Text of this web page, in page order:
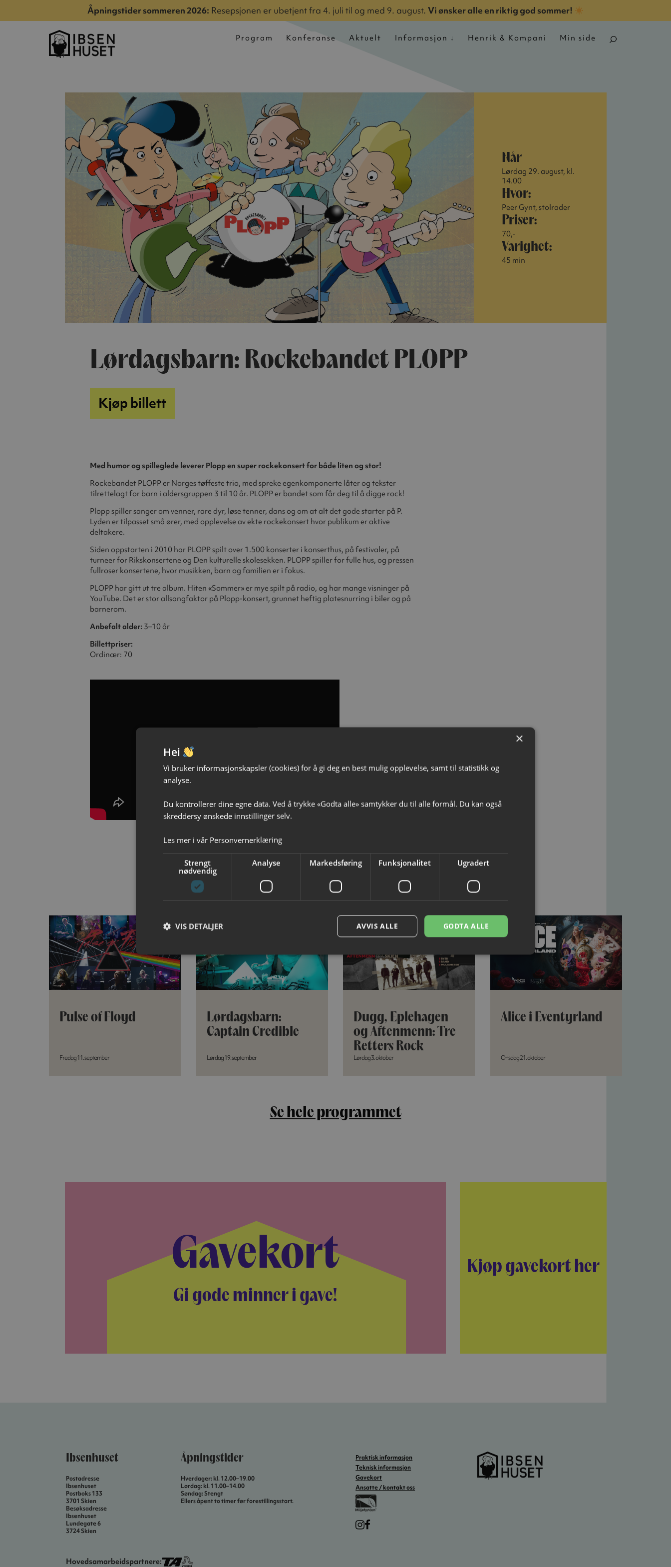
Åpningstider sommeren 2026: Resepsjonen er ubetjent fra 4. juli til og med 9. august.Vi ønsker alle en riktig god sommer!
Program Konferanse Aktuelt Informasjon Henrik & Kompani Min side
Når
Lørdag 29. august, kl.
14.00
Hvor:
Peer Gynt, stolrader
Priser:
70,-
Varighet:
45 min
Lørdagsbarn: Rockebandet PLOPP
Kjøp billett
Med humor og spilleglede leverer Plopp en super rockekonsert for både liten og stor!
Rockebandet PLOPP er Norges tøffeste trio, med spreke egenkomponerte låter og tekster
tilrettelagt for barn i aldersgruppen 3 til 10 år. PLOPP er bandet som får deg til å digge rock!
Plopp spiller sanger om venner, rare dyr, løse tenner, dans og om at alt det gode starter på P.
Lyden er tilpasset små ører, med opplevelse av ekte rockekonsert hvor publikum er aktive
deltakere.
Siden oppstarten i 2010 har PLOPP spilt over 1.500 konserter i konserthus, på festivaler, på
turneer for Rikskonsertene og Den kulturelle skolesekken. PLOPP spiller for fulle hus, og pressen
fullroser konsertene, hvor musikken, barn og familien er i fokus.
PLOPP har gitt ut tre album. Hiten «Sommer» er mye spilt på radio, og har mange visninger på
YouTube. Det er stor allsangfaktor på Plopp-konsert, grunnet heftig platesnurring i biler og på
barnerom.
Anbefalt alder: 3–10 år
Billettpriser:
Ordinær: 70
Lignende arrangementer:
Pulse of Floyd
Fredag 11. september
Lørdagsbarn:
Captain Credible
Lørdag 19. september
Dugg, Eplehagen
og Aftenmenn: Tre
Retters Rock
Lørdag 3. oktober
Alice i Eventyrland
Onsdag 21. oktober
Se hele programmet
Gavekort
Gi gode minner i gave!
Kjøp gavekort her
Ibsenhuset
Postadresse
Ibsenhuset
Postboks 133
3701 Skien
Besøksadresse
Ibsenhuset
Lundegate 6
3724 Skien
Åpningstider
Hverdager: kl. 12.00–19.00
Lørdag: kl. 11.00–14.00
Søndag: Stengt
Ellers åpent to timer før forestillingsstart.
Praktisk informasjon
Teknisk informasjon
Gavekort
Ansatte / kontakt oss
Hovedsamarbeidspartnere:
×
Hei
Vi bruker informasjonskapsler (cookies) for å gi deg en best mulig opplevelse, samt til statistikk og
analyse.
Du kontrollerer dine egne data. Ved å trykke «Godta alle» samtykker du til alle formål. Du kan også
skreddersy ønskede innstillinger selv.
Les mer i vår Personvernerklæring
Strengt
nødvendig
Analyse Markedsføring Funksjonalitet Ugradert
GODTA ALLE
AVVIS ALLE
VIS DETALJER